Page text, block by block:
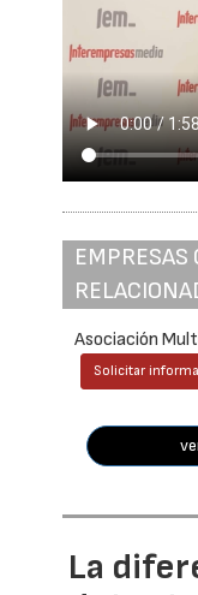
EMPRESAS
Asociación
Solicitar
La